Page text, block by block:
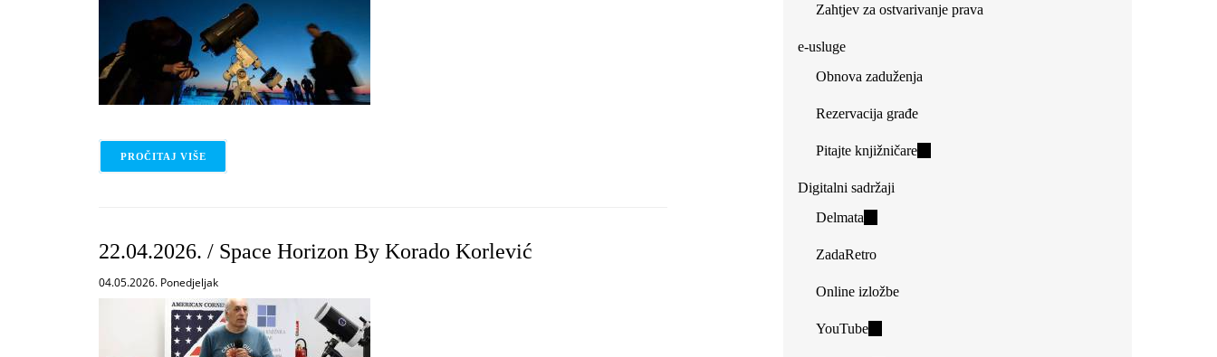
PROČITAJ VIŠE
22.04.2026. / Space Horizon By Korado Korlević
04.05.2026. Ponedjeljak
Zahtjev za ostvarivanje prava
e-usluge
Obnova zaduženja
Rezervacija građe
Pitajte knjižničare(link
Digitalni sadržaji
Delmata
external)
ZadaRetro
Online izložbe
YouTube(link